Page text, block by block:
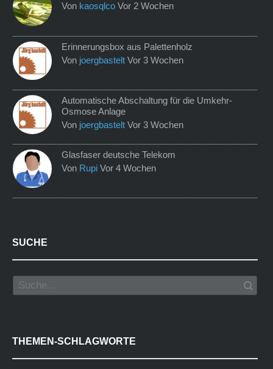
Von kaosqlco Vor 2 Wochen
Erinnerungsbox aus Palettenholz
Von joergbastelt Vor 3 Wochen
Automatische Abschaltung für die Umkehr-
Osmose Anlage
Von joergbastelt Vor 3 Wochen
Glasfaser deutsche Telekom
Von Rupi Vor 4 Wochen
SUCHE
THEMEN-SCHLAGWORTE